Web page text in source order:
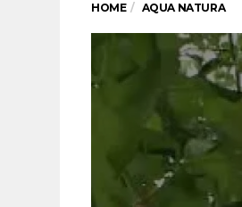
HOME AQUA NATURA